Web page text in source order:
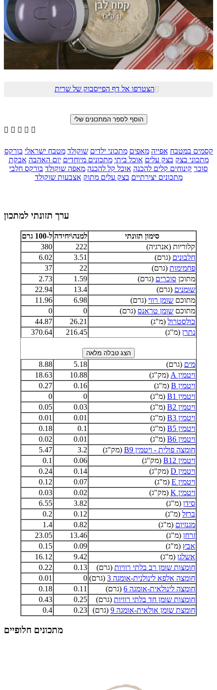
הצטרפו אל דף הפייסבוק של שרית
    
קסמים במטבח אפייה מאפים מתכוני ילדים שוקולד מטבח ישראלי בורקס
מתכוני בצק בצק עלים אוכל ביתי מתכונים מיוחדים יום האהבה אבקת
סוכר קינוחים קלים להכנה אוכל קל להכנה מאפה שוקולד בורקס חלבי
מתכונים יצירתיים בצק עלים מתוק אצבעות שוקולד
ערך תזונתי למתכון
סימון תזונתי למנה\יחידה ל-100 גרם
קלוריות (אנרגיה)
222
380
חלבונים (גרם) 3.51
6.02
פחמימות (גרם) 22
37
מתוכן סוכרים (גרם) 1.59
2.73
שומנים (גרם) 13.4
22.94
מתוכם שומן רווי (גרם) 6.98
11.96
מתוכם שומן טראנס (גרם) 0
0
כולסטרול (מ"ג) 26.21
44.87
נתרן (מ"ג) 216.45
370.64
מים (גרם) 5.18
8.88
ויטמין A
(מק"ג) 10.88
18.63
ויטמין B
(מ"ג) 0.16
0.27
ויטמין B1
(מ"ג) 0
0
ויטמין B2
(מ"ג) 0.03
0.05
ויטמין B3
(מ"ג) 0.01
0.01
ויטמין B5
(מ"ג) 0.1
0.18
ויטמין B6
(מ"ג) 0.01
0.02
חומצה פולית - ויטמין B9
(מק"ג) 3.2
5.47
ויטמין B12
(מק"ג) 0.06
0.1
ויטמין D
(מק"ג) 0.14
0.24
ויטמין E
(מ"ג) 0.07
0.12
ויטמין K
(מק"ג) 0.02
0.03
סידן (מ"ג) 3.82
6.55
ברזל (מ"ג) 0.12
0.2
מגנזיום (מ"ג) 0.82
1.4
זרחן (מ"ג) 13.46
23.05
אבץ (מ"ג) 0.09
0.15
אשלגן (מ"ג) 9.42
16.12
חומצות שומן רב בלתי רוויות (גרם) 0.13
0.22
חומצה אלפא לינולנית-אומגה 3
(גרם) 0
0.01
חומצה לינולאית-אומגה 6
(גרם) 0.11
0.18
חומצות שומן חד בלתי רוויות (גרם) 0.25
0.43
חומצת שומן אולאית-אומגה 9
(גרם) 0.23
0.4
מתכונים חלופיים